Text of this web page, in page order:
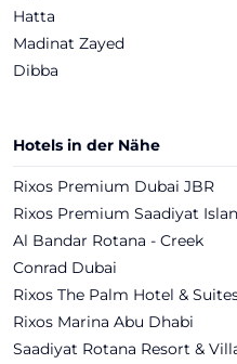
Hatta
Madinat Zayed
Dibba
Hotels in der Nähe
Rixos Premium Dubai JBR
Rixos Premium Saadiyat
Al Bandar Rotana - Creek
Conrad Dubai
Rixos The Palm Hotel &
Rixos Marina Abu Dhabi
Saadiyat Rotana Resort &